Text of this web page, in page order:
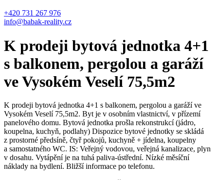
+420 731 267 976
info@babak-reality.cz
K prodeji bytová jednotka 4+1
s balkonem, pergolou a garáží
ve Vysokém Veselí 75,5m2
K prodeji bytová jednotka 4+1 s balkonem, pergolou a garáží ve
Vysokém Veselí 75,5m2. Byt je v osobním vlastnictví, v přízemí
panelového domu. Bytová jednotka prošla rekonstrukcí (jádro,
koupelna, kuchyň, podlahy) Dispozice bytové jednotky se skládá
z prostorné předsíně, čtyř pokojů, kuchyně + jídelna, koupelny
a samostatného WC. IS: Veřejný vodovou, veřejná kanalizace, plyn
v dosahu. Vytápění je na tuhá paliva-ústřední. Nízké měsíční
náklady na bydlení. Bližší informace po telefonu.